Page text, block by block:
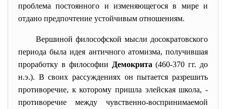
проблема постоянного и изменяющегося в мире и
отдано предпочтение устойчивым отношениям.
Вершиной философской мысли досократовского
периода была идея античного атомизма, получившая
проработку в философии Демокрита (460-370 гг. до
н.э.). В своих рассуждениях он пытается разрешить
противоречие, к которому пришла элейская школа, -
противоречие между чувственно-воспринимаемой